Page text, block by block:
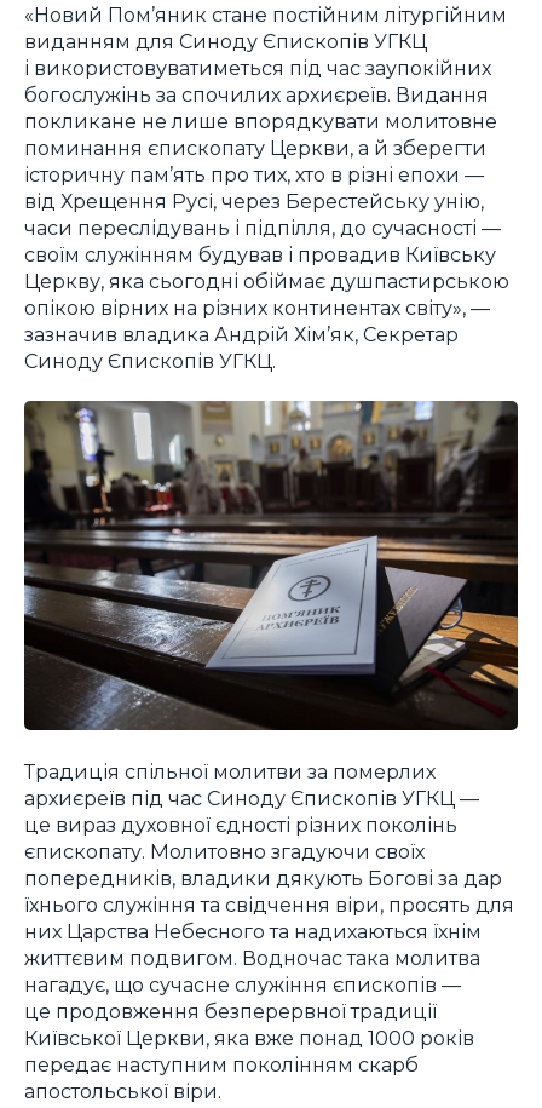
«Новий Пом’яник стане постійним літургійним
виданням для Синоду Єпископів УГКЦ
і використовуватиметься під час заупокійних
богослужінь за спочилих архиєреїв. Видання
покликане не лише впорядкувати молитовне
поминання єпископату Церкви, а й зберегти
історичну пам’ять про тих, хто в різні епохи —
від Хрещення Русі, через Берестейську унію,
часи переслідувань і підпілля, до сучасності —
своїм служінням будував і провадив Київську
Церкву, яка сьогодні обіймає душпастирською
опікою вірних на різних континентах світу», —
зазначив владика Андрій Хім’як, Секретар
Синоду Єпископів УГКЦ.
Традиція спільної молитви за померлих
архиєреїв під час Синоду Єпископів УГКЦ —
це вираз духовної єдності різних поколінь
єпископату. Молитовно згадуючи своїх
попередників, владики дякують Богові за дар
їхнього служіння та свідчення віри, просять для
них Царства Небесного та надихаються їхнім
життєвим подвигом. Водночас така молитва
нагадує, що сучасне служіння єпископів —
це продовження безперервної традиції
Київської Церкви, яка вже понад 1000 років
передає наступним поколінням скарб
апостольської віри.